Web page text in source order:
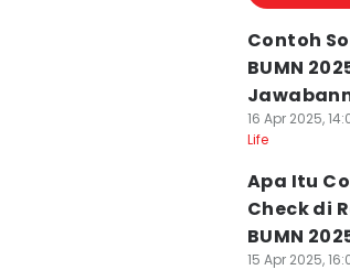
Contoh
BUMN
16 Apr 2025,
Life
Apa Itu
Check di
BUMN
15 Apr 2025,